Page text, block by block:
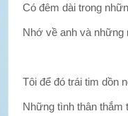
Có đêm dài trong
Nhớ về anh và những
Tôi để đó trái tim dồn
Những tình thân thắm